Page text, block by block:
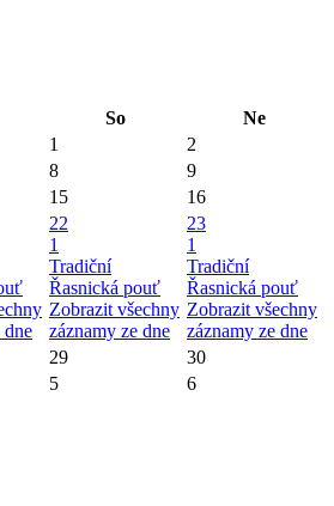
So
Ne
1
2
8
9
15 16
dne
22
1
Tradiční
Řasnická pouť
Zobrazit všechny
záznamy ze dne
23
1
Tradiční
Řasnická pouť
Zobrazit všechny
záznamy ze dne
29
30
5 6